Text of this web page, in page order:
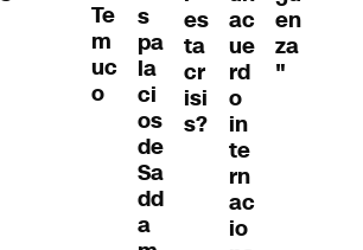
Te
m
uc
o
s
pa
la
ci
os
de
Sa
dd
a
es
ta
cr
isi
s?
ac
ue
rd
o
in
te
rn
ac
io
en
za
"